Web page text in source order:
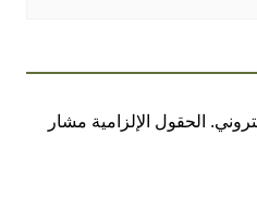
الحقول الإلزامية مشار